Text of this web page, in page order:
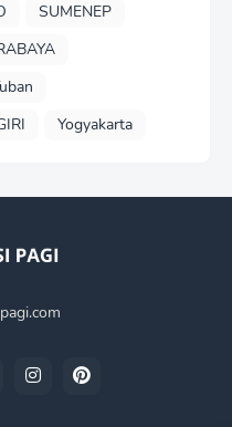
SUMENEP
Yogyakarta